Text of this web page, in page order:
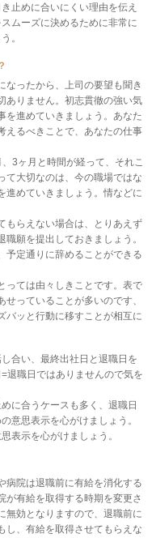
止めに合いにくい理由を伝え
ムーズに決めるために非常に
。
なったから、上司の要望も聞き
ありません。初志貫徹の強い気
を進めていきましょう。あなた
えるべきことで、あなたの仕事
3ヶ月と時間が経って、それこ
て大切なのは、今の職場ではな
進めていきましょう。情などに
もらえない場合は、とりあえず
願を提出しておきましょう。
予定通りに辞めることができる
っては由々しきことです。表で
っていることが多いのです、
バッと行動に移すことが相互に
合い、最終出社日と退職日を
退職日ではありませんので気を
に合うケースも多く、退職日
意思表示を心がけましょう。
表示を心がけましょう。
病院は退職前に有給を消化する
が有給を取得する時期を変更さ
無効となりますので、退職前に
し、有給を取得させてもらえな